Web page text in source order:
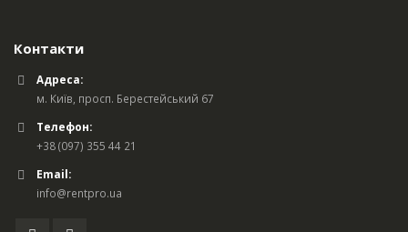
Контакти
Адреса:
м. Київ, просп. Берестейський 67
Телефон:
+38 (097) 355 44 21
Email:
info@rentpro.ua